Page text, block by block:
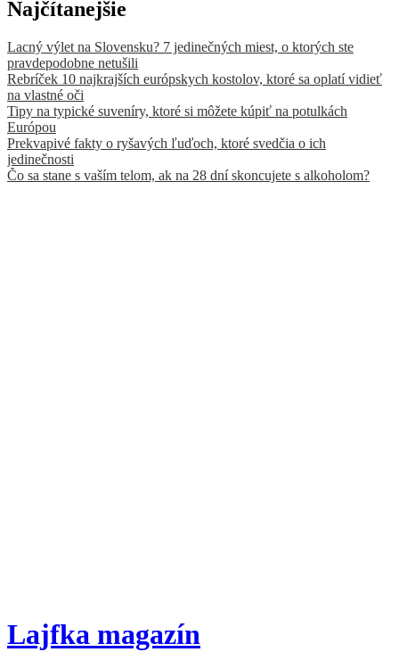
Najčítanejšie
Lacný výlet na Slovensku? 7 jedinečných miest, o ktorých ste
pravdepodobne netušili
Rebríček 10 najkrajších európskych kostolov, ktoré sa oplatí vidieť
na vlastné oči
Tipy na typické suveníry, ktoré si môžete kúpiť na potulkách
Európou
Prekvapivé fakty o ryšavých ľuďoch, ktoré svedčia o ich
jedinečnosti
Čo sa stane s vaším telom, ak na 28 dní skoncujete s alkoholom?
Lajfka magazín